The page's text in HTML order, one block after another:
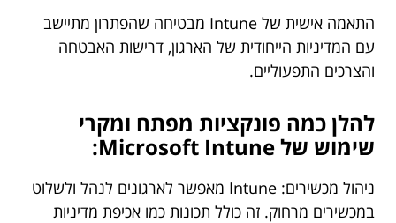
התאמה אישית של Intune מבטיחה שהפתרון מתיישב
עם המדיניות הייחודית של הארגון, דרישות האבטחה
והצרכים התפעוליים.
להלן כמה פונקציות מפתח ומקרי
שימוש של Microsoft Intune:
ניהול מכשירים: Intune מאפשר לארגונים לנהל ולשלוט
במכשירים מרחוק. זה כולל תכונות כמו אכיפת מדיניות